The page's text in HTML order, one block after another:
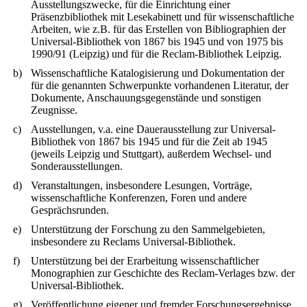
Ausstellungszwecke, für die Einrichtung einer
Präsenzbibliothek mit Lesekabinett und für wissenschaftliche
Arbeiten, wie z.B. für das Erstellen von Bibliographien der
Universal-Bibliothek von 1867 bis 1945 und von 1975 bis
1990/91 (Leipzig) und für die Reclam-Bibliothek Leipzig.
b)
Wissenschaftliche Katalogisierung und Dokumentation der
für die genannten Schwerpunkte vorhandenen Literatur, der
Dokumente, Anschauungsgegenstände und sonstigen
Zeugnisse.
c)
Ausstellungen, v.a. eine Dauerausstellung zur Universal-
Bibliothek von 1867 bis 1945 und für die Zeit ab 1945
(jeweils Leipzig und Stuttgart), außerdem Wechsel- und
Sonderausstellungen.
d)
Veranstaltungen, insbesondere Lesungen, Vorträge,
wissenschaftliche Konferenzen, Foren und andere
Gesprächsrunden.
e)
Unterstützung der Forschung zu den Sammelgebieten,
insbesondere zu Reclams Universal-Bibliothek.
f)
Unterstützung bei der Erarbeitung wissenschaftlicher
Monographien zur Geschichte des Reclam-Verlages bzw. der
Universal-Bibliothek.